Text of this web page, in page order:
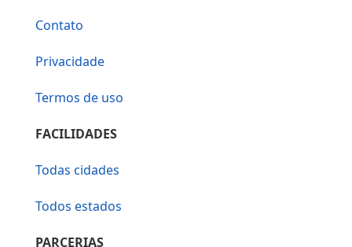
Contato
Privacidade
Termos de uso
FACILIDADES
Todas cidades
Todos estados
PARCERIAS